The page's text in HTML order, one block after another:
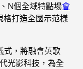
N個全域特點場會
格打造全國示范樣
式，將融會英歌
光影科技，為全